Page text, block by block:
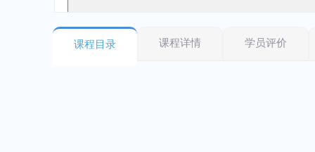
课程目录 课程详情 学员评价